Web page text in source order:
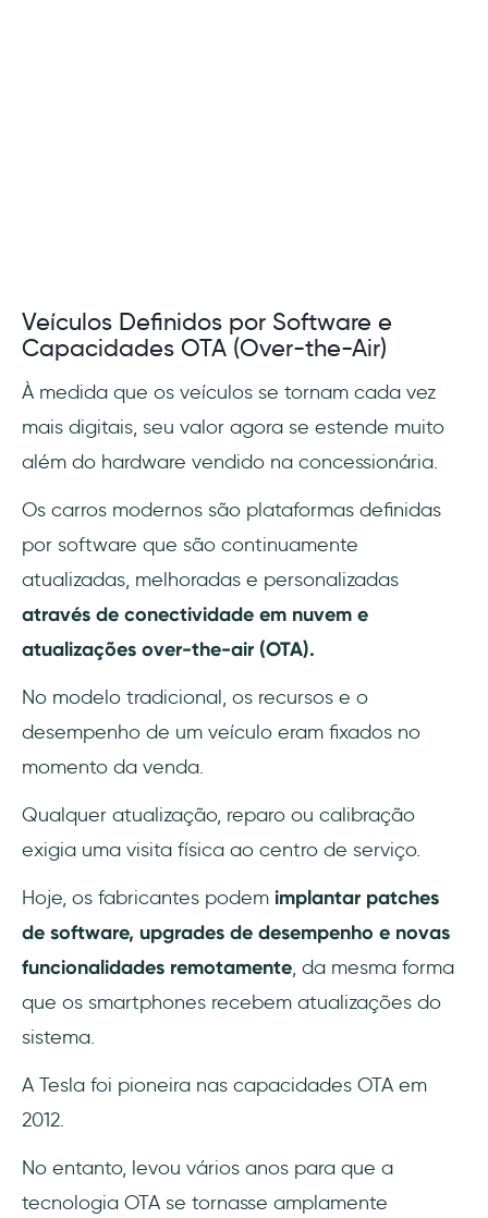
Veículos Definidos por Software e
Capacidades OTA (Over-the-Air)
À medida que os veículos se tornam cada vez
mais digitais, seu valor agora se estende muito
além do hardware vendido na concessionária.
Os carros modernos são plataformas definidas
por software que são continuamente
atualizadas, melhoradas e personalizadas
através de conectividade em nuvem e
atualizações over-the-air (OTA).
No modelo tradicional, os recursos e o
desempenho de um veículo eram fixados no
momento da venda.
Qualquer atualização, reparo ou calibração
exigia uma visita física ao centro de serviço.
Hoje, os fabricantes podem implantar patches
de software, upgrades de desempenho e novas
funcionalidades remotamente, da mesma forma
que os smartphones recebem atualizações do
sistema.
A Tesla foi pioneira nas capacidades OTA em
2012.
No entanto, levou vários anos para que a
tecnologia OTA se tornasse amplamente